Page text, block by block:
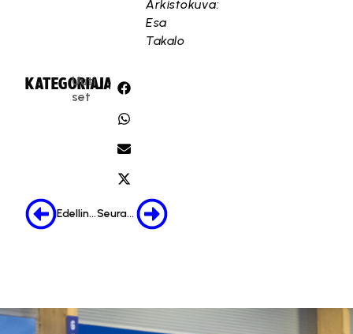
Arkistokuva:
Esa
Takalo
KATEGORIA:
Uuti
set
JAA:
Edellinen Seuraava